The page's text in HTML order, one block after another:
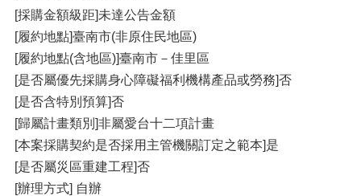
[採購金額級距]未達公告金額
[履約地點]臺南市(非原住民地區)
[履約地點(含地區)]臺南市－佳里區
[是否屬優先採購身心障礙福利機構產品或勞務]否
[是否含特別預算]否
[歸屬計畫類別]非屬愛台十二項計畫
[本案採購契約是否採用主管機關訂定之範本]是
[是否屬災區重建工程]否
[辦理方式] 自辦